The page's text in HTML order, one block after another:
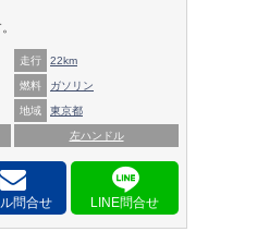
走行 22km
燃料 ガソリン
地域 東京都
左ハンドル
問合せ